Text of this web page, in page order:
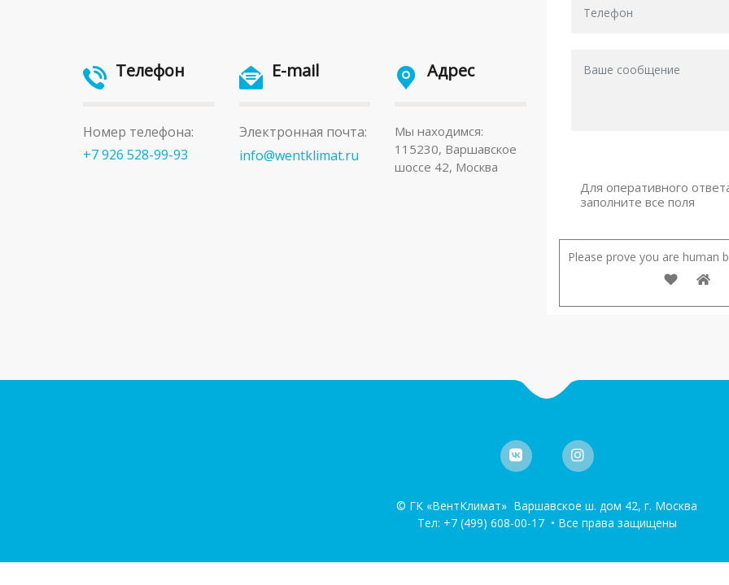
Телефон
Номер телефона:
+7 926 528-99-93
E-mail
Электронная почта:
info@wentklimat.ru
Адрес
Мы находимся:
115230, Варшавское
шоссе 42, Москва
Для оперативного
заполните все поля
Please prove you are human
© ГК «ВентКлимат» Варшавское ш. дом 42, г. Москва
Тел: +7 (499) 608-00-17• Все права защищены